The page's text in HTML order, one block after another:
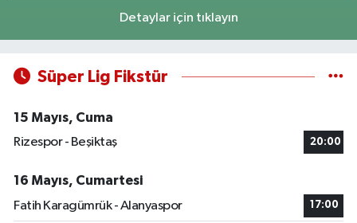
Detaylar için tıklayın
Süper Lig Fikstür
15 Mayıs, Cuma
Rizespor - Beşiktaş
20:00
16 Mayıs, Cumartesi
Fatih Karagümrük - Alanyaspor
17:00